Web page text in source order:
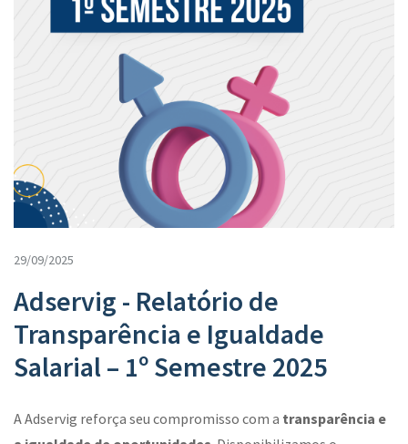
29/09/2025
Adservig - Relatório de
Transparência e Igualdade
Salarial – 1º Semestre 2025
A Adservig reforça seu compromisso com a transparência e